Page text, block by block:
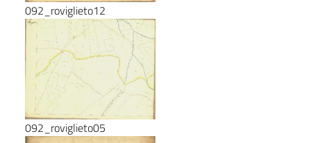
092_roviglieto12
092_roviglieto05